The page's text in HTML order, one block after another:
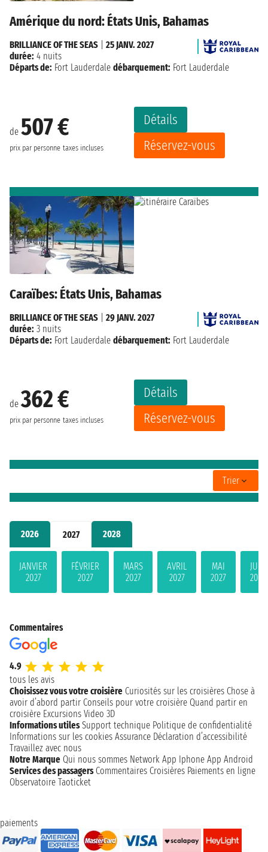
2026 2027 2028
JANVIER
2027
FÉVRIER
2027
MARS
2027
AVRIL
2027
MAI
2027
JUIN
2027
Amérique du nord: États Unis, Bahamas
de 507 €
prix par personne taxes incluses
Détails
Réservez-vous
BRILLIANCE OF THE SEAS
25 JANV. 2027
durée: 4 nuits
Départs de: Fort Lauderdale débarquement: Fort Lauderdale
Caraïbes: États Unis, Bahamas
de362 €
prix par personne taxes incluses
Détails
Réservez-vous
BRILLIANCE OF THE SEAS
29 JANV. 2027
durée: 3 nuits
Départs de: Fort Lauderdale débarquement: Fort Lauderdale
Trier
Commentaires
4.9
tous les avis
Choisissez vous votre croisière Curiosités sur les croisières Chose à
avoir d’abord partir Conseils pour votre croisière Quand partir en
croisière Excursions Video 3D
Informations utiles Support technique Politique de confidentialité
Informations sur les cookies Assurance Déclaration d’accessibilité
Travaillez avec nous
Notre Marque Qui nous sommes Network App Iphone App Android
Services des passagers Commentaires Croisières Paiements en ligne
Observatoire Taoticket
paiements